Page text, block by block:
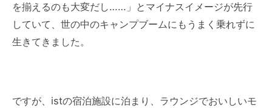
を揃えるのも大変だし……」とマイナスイメージが先行
していて、世の中のキャンプブームにもうまく乗れずに
生きてきました。
ですが、istの宿泊施設に泊まり、ラウンジでおいしいモ